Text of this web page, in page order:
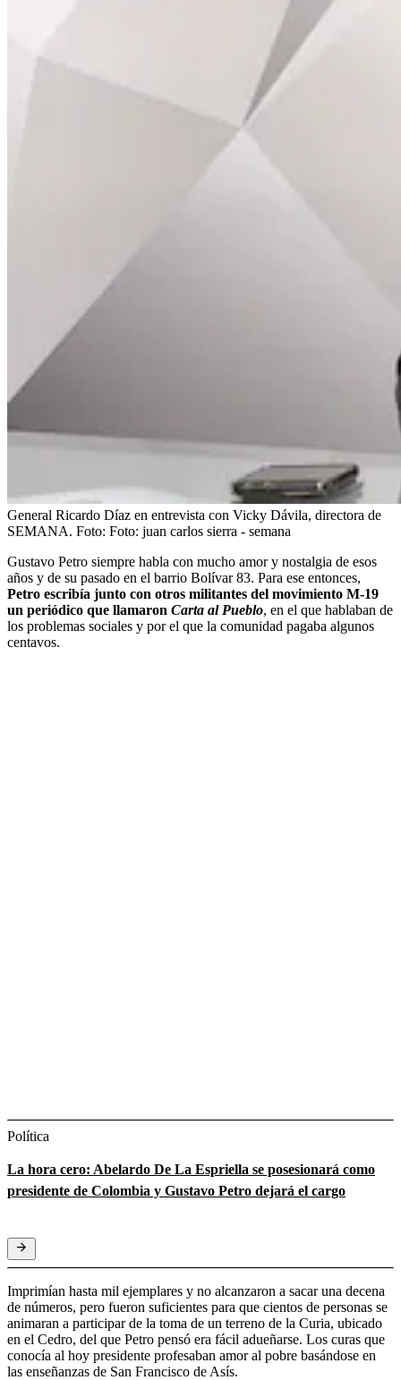
General Ricardo Díaz en entrevista con Vicky Dávila, directora de
SEMANA. Foto: Foto: juan carlos sierra - semana
Gustavo Petro siempre habla con mucho amor y nostalgia de esos
años y de su pasado en el barrio Bolívar 83. Para ese entonces,
Petro escribía junto con otros militantes del movimiento M-19
un periódico que llamaron Carta al Pueblo, en el que hablaban de
los problemas sociales y por el que la comunidad pagaba algunos
centavos.
Política
La hora cero: Abelardo De La Espriella se posesionará como
presidente de Colombia y Gustavo Petro dejará el cargo
Imprimían hasta mil ejemplares y no alcanzaron a sacar una decena
de números, pero fueron suficientes para que cientos de personas se
animaran a participar de la toma de un terreno de la Curia, ubicado
en el Cedro, del que Petro pensó era fácil adueñarse. Los curas que
conocía al hoy presidente profesaban amor al pobre basándose en
las enseñanzas de San Francisco de Asís.